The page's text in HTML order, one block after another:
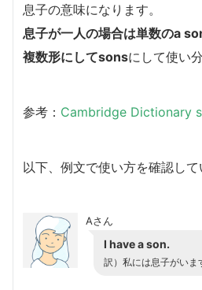
息子の意味になります。
息子が一人の場合は単数のa
複数形にしてsonsにして使い
参考： Cambridge Dictionary
以下、例文で使い方を確認して
Aさん
I have a son.
訳）私には息子がいま